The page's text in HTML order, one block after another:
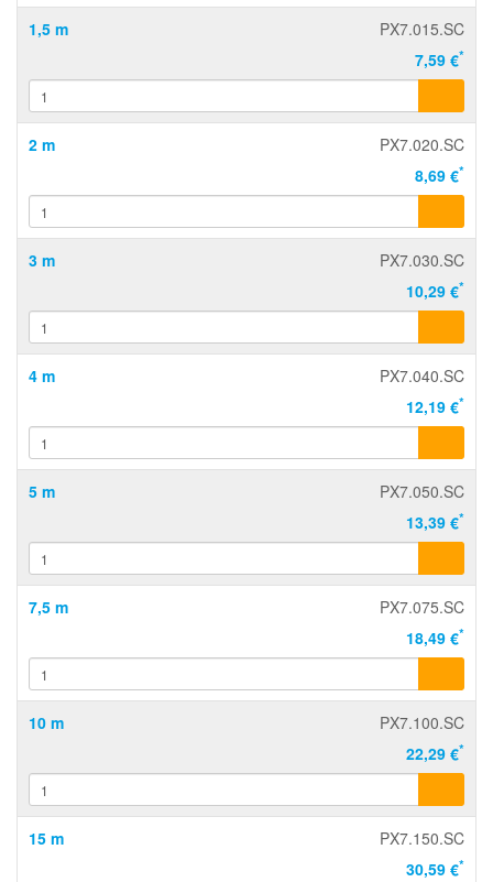
1,5 m
PX7.015.SC
7,59 €*
2 m
PX7.020.SC
8,69 €*
3 m
PX7.030.SC
10,29 €*
4 m
PX7.040.SC
12,19 €*
5 m
PX7.050.SC
13,39 €*
7,5 m
PX7.075.SC
18,49 €*
10 m
PX7.100.SC
22,29 €*
15 m
PX7.150.SC
30,59 €*